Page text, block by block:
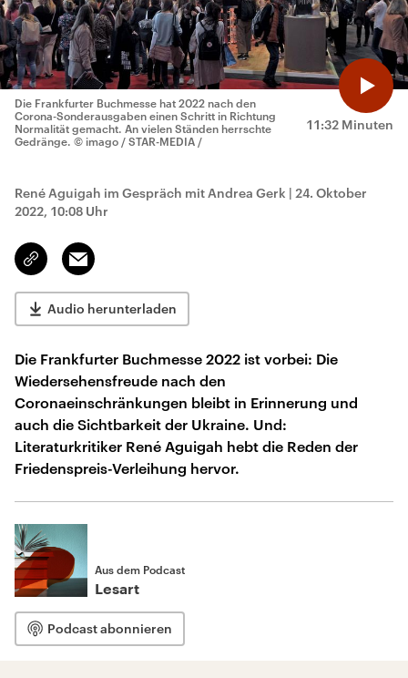
11:32 Minuten
Die Frankfurter Buchmesse hat 2022 nach den
Corona-Sonderausgaben einen Schritt in Richtung
Normalität gemacht. An vielen Ständen herrschte
Gedränge. © imago / STAR-MEDIA /
René Aguigah im Gespräch mit Andrea Gerk | 24. Oktober
2022, 10:08 Uhr
Link
kopieren/teilen
Email
Audio herunterladen
Die Frankfurter Buchmesse 2022 ist vorbei: Die
Wiedersehensfreude nach den
Coronaeinschränkungen bleibt in Erinnerung und
auch die Sichtbarkeit der Ukraine. Und:
Literaturkritiker René Aguigah hebt die Reden der
Friedenspreis-Verleihung hervor.
Aus dem Podcast
Lesart
Podcast abonnieren